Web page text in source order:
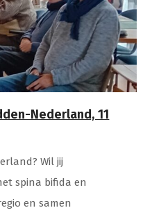
Nederland, 11
Wil jij
spina bifida en
en samen